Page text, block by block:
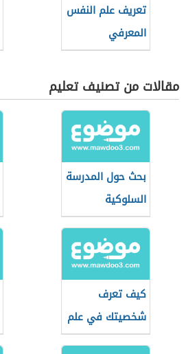
تعريف علم النفس
المعرفي
مقالات من تصنيف تعليم
بحث حول المدرسة
السلوكية
كيف تعرف
شخصيتك في علم
النفس